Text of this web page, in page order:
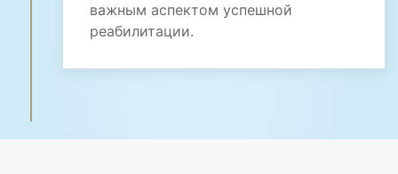
важным аспектом успешной
реабилитации.